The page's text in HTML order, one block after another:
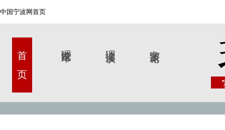
中国宁波网首页
首 页